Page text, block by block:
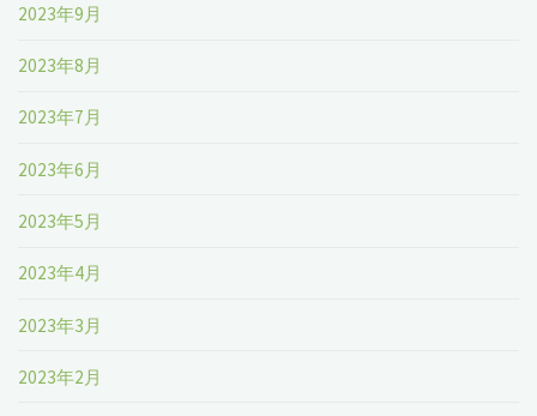
2023年9月
2023年8月
2023年7月
2023年6月
2023年5月
2023年4月
2023年3月
2023年2月